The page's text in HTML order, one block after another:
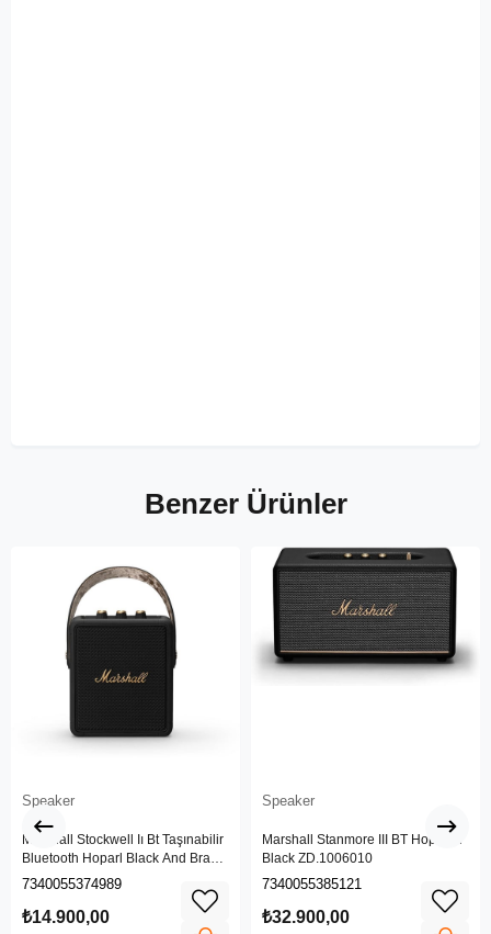
Benzer Ürünler
Speaker
Marshall Stockwell Iı Bt Taşınabilir
Bluetooth Hoparl Black And Brass
Zd.1005544
7340055374989
₺14.900,00
Speaker
Marshall Stanmore III BT Hoparlör
Black ZD.1006010
7340055385121
₺32.900,00